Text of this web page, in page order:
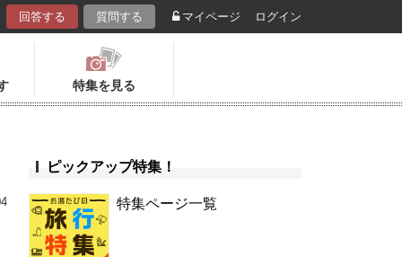
回答する 質問する マイページ ログイン
特集を見る
ピックアップ特集！
特集ページ一覧